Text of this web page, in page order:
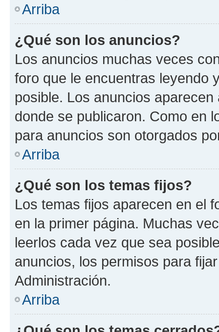
Arriba
¿Qué son los anuncios?
Los anuncios muchas veces
foro que le encuentras leyendo
posible. Los anuncios
donde se publicaron. Como en
para anuncios son otorgados
Arriba
¿Qué son los temas fijos?
Los temas fijos aparecen en el
en la primer página. Muchas
leerlos cada vez que sea
anuncios, los permisos para
Administración.
Arriba